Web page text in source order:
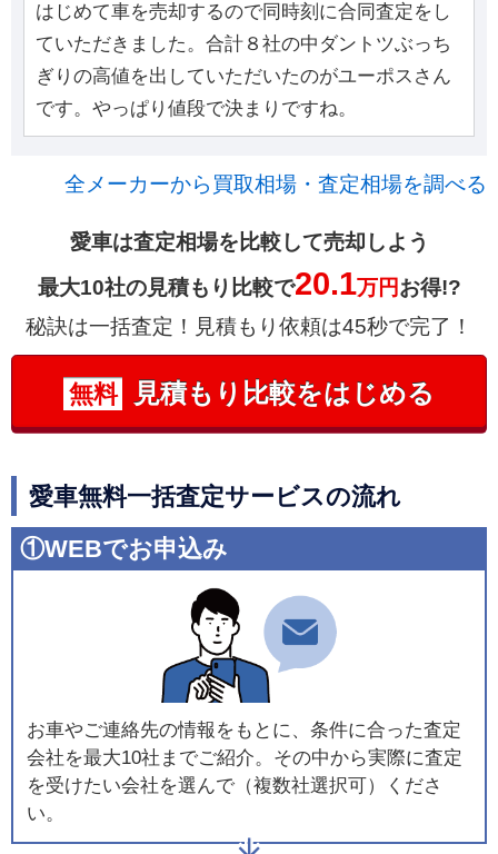
はじめて車を売却するので同時刻に合同査定をし
ていただきました。合計８社の中ダントツぶっち
ぎりの高値を出していただいたのがユーポスさん
です。やっぱり値段で決まりですね。
全メーカーから買取相場・査定相場を調べる
愛車は査定相場を比較して売却しよう
最大10社の見積もり比較で20.1万円お得!?
秘訣は一括査定！見積もり依頼は45秒で完了！
無料 見積もり比較をはじめる
愛車無料一括査定サービスの流れ
①WEBでお申込み
お車やご連絡先の情報をもとに、条件に合った査定
会社を最大10社までご紹介。その中から実際に査定
を受けたい会社を選んで（複数社選択可）くださ
い。